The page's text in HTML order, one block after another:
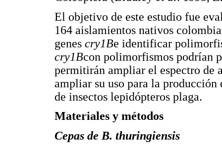
El objetivo de este estudio fue
164 aislamientos nativos
genes cry1Be identificar
cry1Bcon polimorfismos podrían
permitirán ampliar el espectro de
ampliar su uso para la producción
de insectos lepidópteros plaga.
Materiales y métodos
Cepas de B. thuringiensis